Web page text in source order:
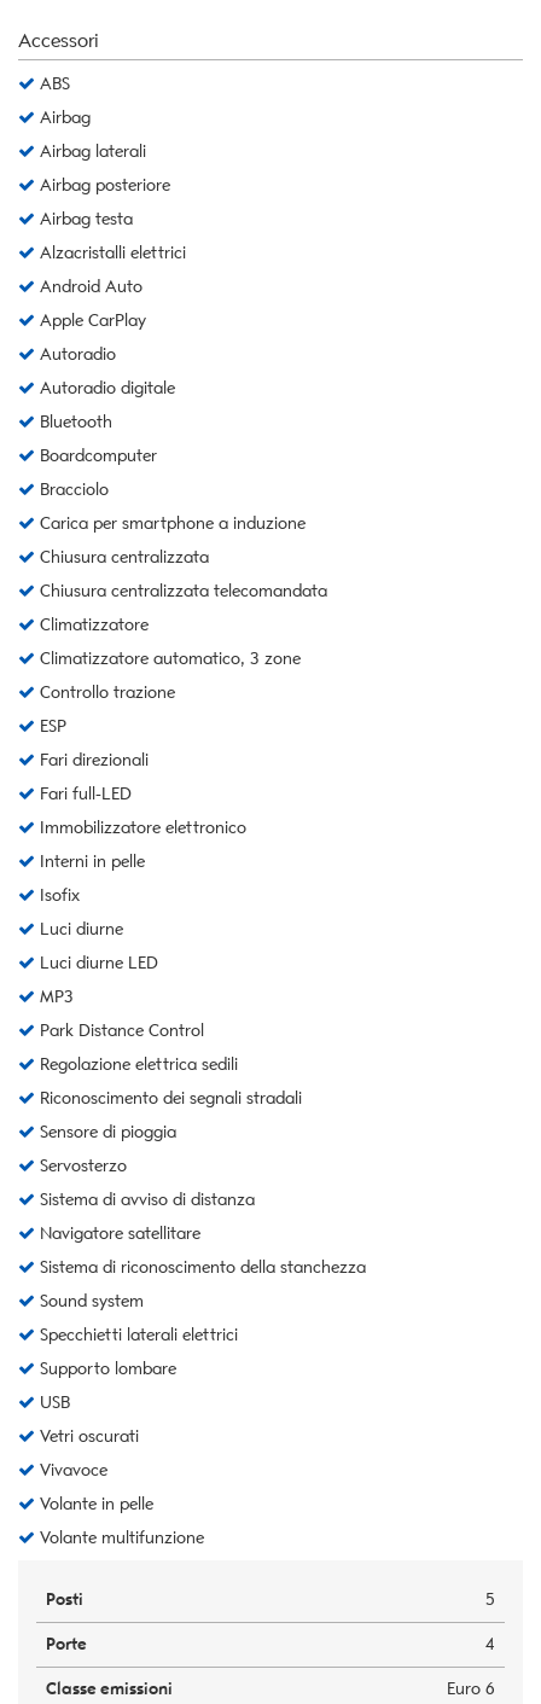
Accessori
ABS
Airbag
Airbag laterali
Airbag posteriore
Airbag testa
Alzacristalli elettrici
Android Auto
Apple CarPlay
Autoradio
Autoradio digitale
Bluetooth
Boardcomputer
Bracciolo
Carica per smartphone a induzione
Chiusura centralizzata
Chiusura centralizzata telecomandata
Climatizzatore
Climatizzatore automatico, 3 zone
Controllo trazione
ESP
Fari direzionali
Fari full-LED
Immobilizzatore elettronico
Interni in pelle
Isofix
Luci diurne
Luci diurne LED
MP3
Park Distance Control
Regolazione elettrica sedili
Riconoscimento dei segnali stradali
Sensore di pioggia
Servosterzo
Sistema di avviso di distanza
Navigatore satellitare
Sistema di riconoscimento della stanchezza
Sound system
Specchietti laterali elettrici
Supporto lombare
USB
Vetri oscurati
Vivavoce
Volante in pelle
Volante multifunzione
Posti 5
Porte 4
Classe emissioni Euro 6